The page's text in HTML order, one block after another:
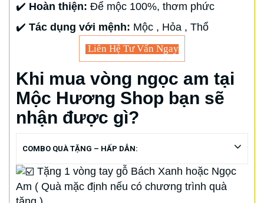
✔️ Hoàn thiện: Để mộc 100%, thơm phức
✔️ Tác dụng với mệnh: Mộc , Hỏa , Thổ
Liên Hệ Tư Vấn Ngay
Khi mua vòng ngọc am tại
Mộc Hương Shop bạn sẽ
nhận được gì?
COMBO QUÀ TẶNG – HẤP DẪN:
Tặng 1 vòng tay gỗ Bách Xanh hoặc Ngọc
Am ( Quà mặc định nếu có chương trình quà